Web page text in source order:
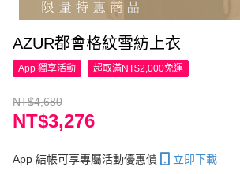
AZUR都會格紋雪紡上衣
App 獨享活動 超取滿NT$2,000免運
NT$4,680
NT$3,276
App 結帳可享專屬活動優惠價
立即下載